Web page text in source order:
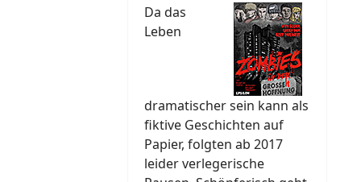
Da das
Leben
dramatischer sein kann als
fiktive Geschichten auf
Papier, folgten ab 2017
leider verlegerische